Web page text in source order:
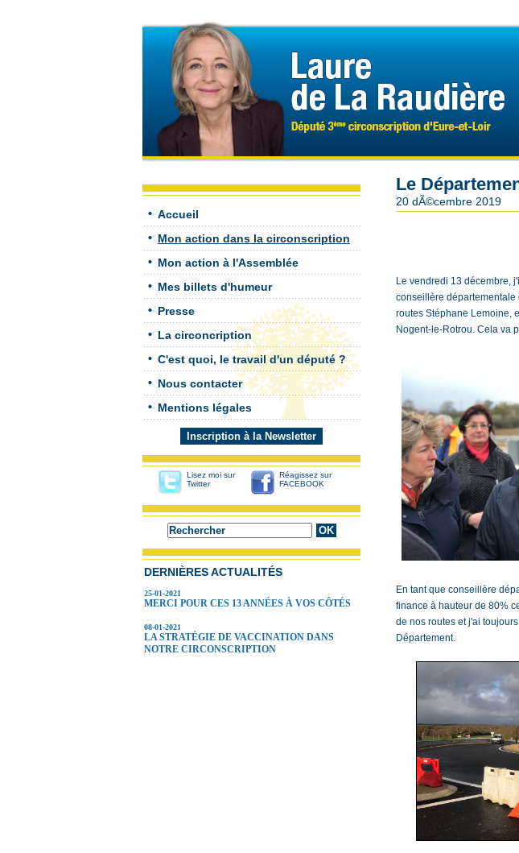
Accueil
Mon action dans la circonscription
Mon action à l'Assemblée
Mes billets d'humeur
Presse
La circoncription
C'est quoi, le travail d'un député ?
Nous contacter
Mentions légales
Inscription à la Newsletter
Lisez moi sur
Twitter
Réagissez sur
FACEBOOK
DERNIÈRES ACTUALITÉS
25-01-2021
MERCI POUR CES 13 ANNÉES À VOS CÔTÉS
08-01-2021
LA STRATÉGIE DE VACCINATION DANS
NOTRE CIRCONSCRIPTION
Le
20 dÃ©cembre 2019
Le vendredi 13 décembre,
conseillère départementale
routes Stéphane Lemoine,
Nogent-le-Rotrou. Cela va
En tant que conseillère
finance à hauteur de 80%
de nos routes et j'ai
Département.